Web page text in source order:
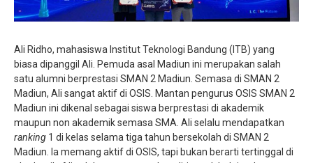
Ali Ridho, mahasiswa Institut Teknologi Bandung (ITB) yang
biasa dipanggil Ali. Pemuda asal Madiun ini merupakan salah
satu alumni berprestasi SMAN 2 Madiun. Semasa di SMAN 2
Madiun, Ali sangat aktif di OSIS. Mantan pengurus OSIS SMAN 2
Madiun ini dikenal sebagai siswa berprestasi di akademik
maupun non akademik semasa SMA. Ali selalu mendapatkan
ranking 1 di kelas selama tiga tahun bersekolah di SMAN 2
Madiun. Ia memang aktif di OSIS, tapi bukan berarti tertinggal di